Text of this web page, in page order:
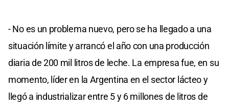
- No es un problema nuevo, pero se ha llegado a una
situación límite y arrancó el año con una producción
diaria de 200 mil litros de leche. La empresa fue, en su
momento, líder en la Argentina en el sector lácteo y
llegó a industrializar entre 5 y 6 millones de litros de